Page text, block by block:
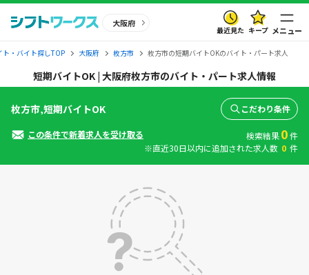
大阪府
最近見た キープ メニュー
ト・バイト探しTOP 大阪府 枚方市 枚方市の短期バイトOKのバイト・パート求人
短期バイトOK | 大阪府枚方市のバイト・パート求人情報
枚方市,短期バイトOK こだわり条件
この条件で新着求人を受け取る 検索結果0件
※直近30日以内に追加された求人数 0 件